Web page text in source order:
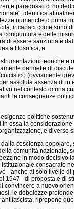
paradosso ci ho
identifica
numeriche d prima
incapaci come sono
e delle
di essere sanzionate
filosofica, e
teoriche e
permette di
(ovviamente
assoluta assenza di
nel contesto di una
le conseguenze
politiche
essa la
e diverso
coscienza
comunità nazionale,
in modo decisivo
consacrato
- anche al solo livello
1947 - di proposta e di
a nuovo
le debolezze
ripropone quo